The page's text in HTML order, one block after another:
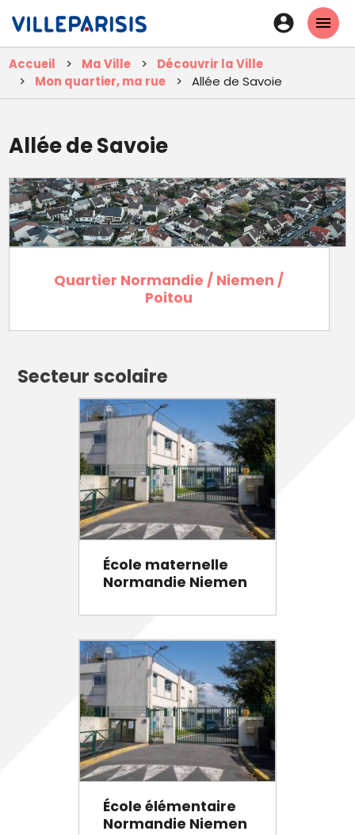
contenu
principal
En-
tête
-
Accueil Ma Ville
Découvrir la Ville
Mon quartier, ma rue
Allée de Savoie
Allée de Savoie
Quartier Normandie / Niemen /
Poitou
Secteur scolaire
École maternelle
Normandie Niemen
École élémentaire
Normandie Niemen